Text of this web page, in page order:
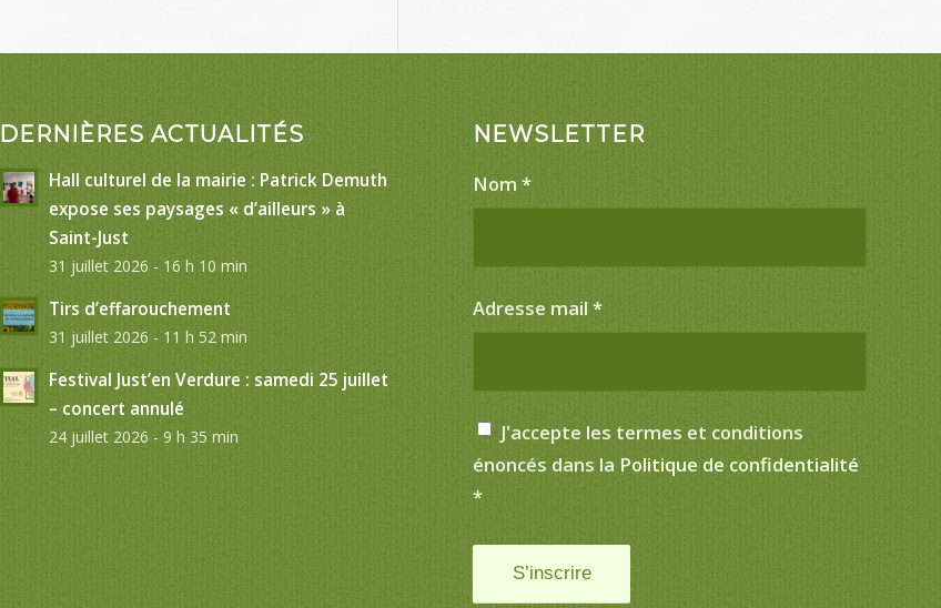
DERNIÈRES ACTUALITÉS
Hall culturel de la mairie : Patrick Demuth
expose ses paysages « d’ailleurs » à
Saint-Just
31 juillet 2026 - 16 h 10 min
Tirs d’effarouchement
31 juillet 2026 - 11 h 52 min
Festival Just’en Verdure : samedi 25 juillet
– concert annulé
24 juillet 2026 - 9 h 35 min
NEWSLETTER
Nom*
Adresse mail*
J'accepte les termes et conditions
énoncés dans la Politique de confidentialité
*